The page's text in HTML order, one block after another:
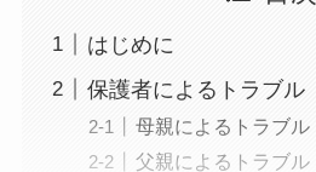
はじめに
保護者によるトラブル
母親によるトラブル
父親によるトラブル